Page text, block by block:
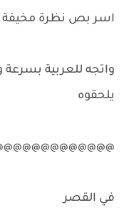
اسر بص نظرة مخيفة
واتجه للعربية
يلحقوه
في القصر